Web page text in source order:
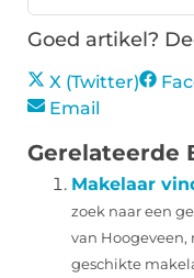
Goed artikel?
X (Twitter)
Email
Gerelateerde
Makelaar
zoek naar een
van Hoogeveen,
geschikte